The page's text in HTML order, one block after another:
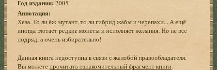
Год издания: 2005
Аннотация:
Хеза. То ли ёж-мутант, то ли гибрид жабы и черепахи... А ещё
иногда глотает редкие монеты и исполняет желания. Но не все
подряд, а очень избирательно!
Данная книга недоступна в связи с жалобой правообладателя.
Вы можетепрочитать ознакомительный фрагмент книги.